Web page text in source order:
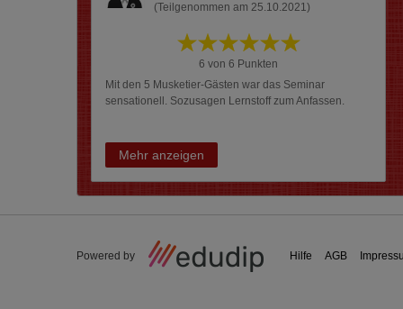
(Teilgenommen am 25.10.2021)
6 von 6 Punkten
Mit den 5 Musketier-Gästen war das Seminar
sensationell. Sozusagen Lernstoff zum Anfassen.
Mehr anzeigen
Powered by AGB
Hilfe